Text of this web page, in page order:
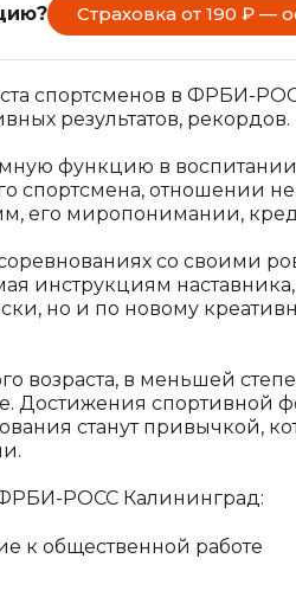
Страховка от 190 ₽ —
спортсменов в ФРБИ-
результатов, рекордов.
функцию в воспитании
спортсмена, отношении не
его миропонимании,
со своими
инструкциям наставника,
но и по новому
возраста, в меньшей
Достижения спортивной
станут привычкой,
РОСС Калининград:
к общественной работе